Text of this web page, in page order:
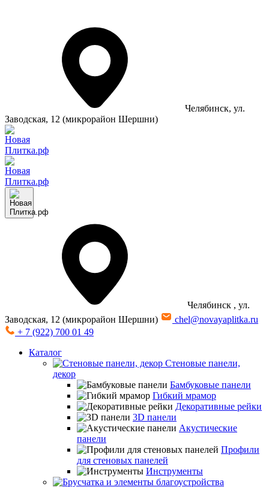
Челябинск, ул.
Заводская, 12 (микрорайон Шершни)
Челябинск , ул.
Заводская, 12 (микрорайон Шершни)
chel@novayaplitka.ru
+ 7 (922) 700 01 49
Каталог
Стеновые панели,
декор
Бамбуковые панели
Гибкий мрамор
Декоративные рейки
3D панели
Акустические
панели
Профили
для стеновых панелей
Инструменты